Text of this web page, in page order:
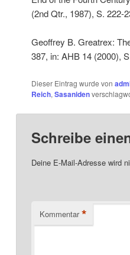
(2nd Qtr., 1987), S. 222-
Geoffrey B. Greatrex:
387, in: AHB 14 (2000),
Dieser Eintrag wurde von
Reich, Sasaniden
Schreibe
Deine E-Mail-Adresse wird
Kommentar *